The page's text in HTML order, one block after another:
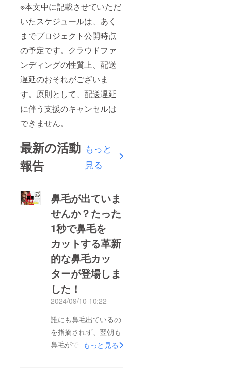
※本文中に記載させていただ
いたスケジュールは、あく
までプロジェクト公開時点
の予定です。クラウドファ
ンディングの性質上、配送
遅延のおそれがございま
す。原則として、配送遅延
に伴う支援のキャンセルは
できません。
最新の活動
報告
もっと
見る
鼻毛が出ていま
せんか？たった
1秒で鼻毛を
カットする革新
的な鼻毛カッ
ターが登場しま
した！
2024/09/10 10:22
誰にも鼻毛出ているの
を指摘されず、翌朝も
鼻毛がでているなんて
もっと見る